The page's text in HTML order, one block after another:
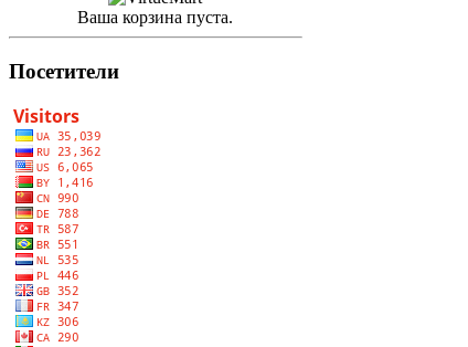
Ваша корзина пуста.
Посетители